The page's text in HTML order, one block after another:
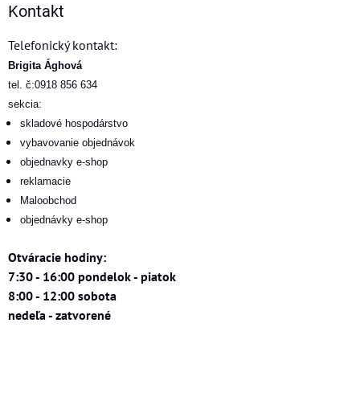
Kontakt
Telefonický kontakt:
Brigita Ághová
tel. č:0918 856 634
sekcia:
skladové hospodárstvo
vybavovanie objednávok
objednavky e-shop
reklamacie
Maloobchod
objednávky e-shop
Otváracie hodiny:
7:30 - 16:00 pondelok - piatok
8:00 - 12:00 sobota
nedeľa - zatvorené